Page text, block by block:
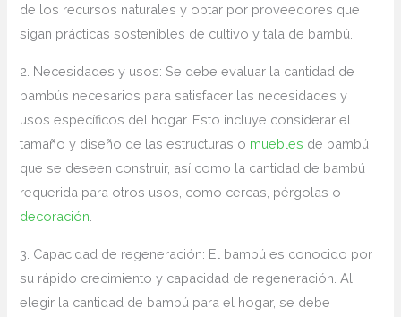
de los recursos naturales y optar por‌ proveedores que
sigan‌ prácticas sostenibles de cultivo y tala de bambú.
2. Necesidades y usos: Se debe evaluar la cantidad de
bambús necesarios para satisfacer las necesidades y
usos específicos del hogar.‍ Esto incluye considerar⁢ el‌
tamaño y diseño de las estructuras o muebles de‌ bambú
que se deseen construir,‍ así como la cantidad de bambú
requerida ⁣para otros usos, como cercas, pérgolas o
decoración
3. Capacidad de regeneración: El bambú es conocido por
su rápido crecimiento y capacidad de regeneración. Al
elegir la cantidad de bambú para el hogar,⁤ se debe ​